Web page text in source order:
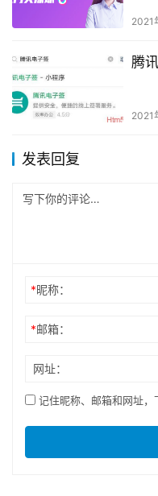
2021
腾
2021
发表回复
*昵称：
*邮箱：
网址：
记住昵称、邮箱和网址，